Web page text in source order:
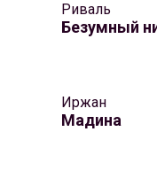
Риваль
Безумный
Иржан
Мадина